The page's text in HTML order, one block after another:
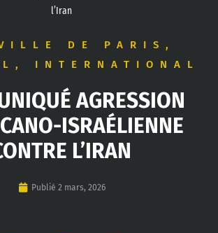
l’Iran
DE PARIS ,
, INTERNATIONAL
AGRESSION
ISRAÉLIENNE
L’IRAN
Publié 2 mars, 2026